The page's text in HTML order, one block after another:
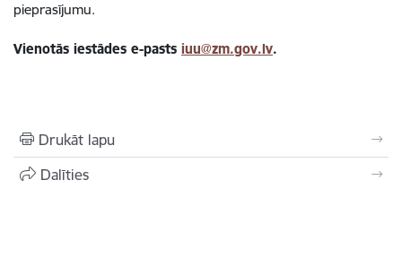
pieprasījumu.
Vienotās iestādes e-pasts iuu@zm.gov.lv.
Drukāt lapu
Dalīties